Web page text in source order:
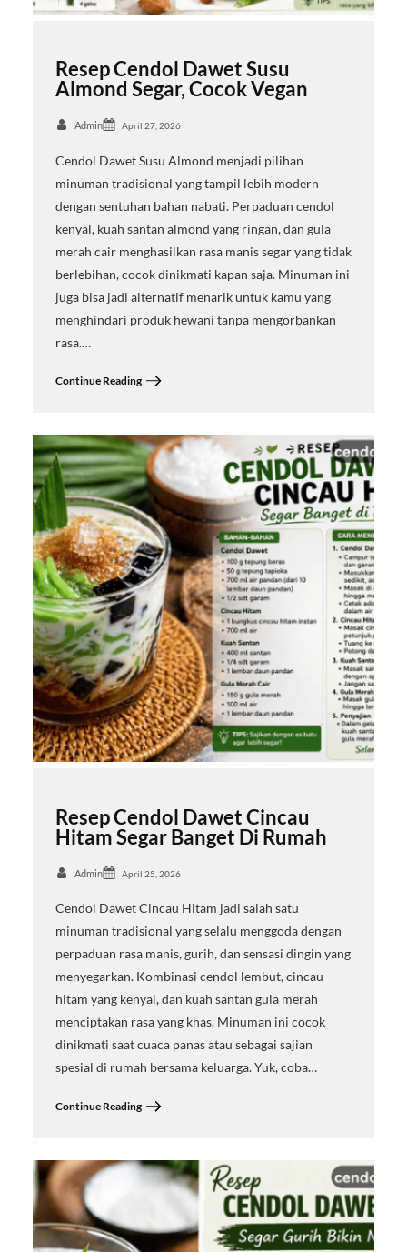
Resep Cendol Dawet Susu
Almond Segar, Cocok Vegan
Admin April 27, 2026
Cendol Dawet Susu Almond menjadi pilihan
minuman tradisional yang tampil lebih modern
dengan sentuhan bahan nabati. Perpaduan cendol
kenyal, kuah santan almond yang ringan, dan gula
merah cair menghasilkan rasa manis segar yang tidak
berlebihan, cocok dinikmati kapan saja. Minuman ini
juga bisa jadi alternatif menarik untuk kamu yang
menghindari produk hewani tanpa mengorbankan
rasa.…
Continue Reading
Resep Cendol Dawet Cincau
Hitam Segar Banget Di Rumah
Admin April 25, 2026
Cendol Dawet Cincau Hitam jadi salah satu
minuman tradisional yang selalu menggoda dengan
perpaduan rasa manis, gurih, dan sensasi dingin yang
menyegarkan. Kombinasi cendol lembut, cincau
hitam yang kenyal, dan kuah santan gula merah
menciptakan rasa yang khas. Minuman ini cocok
dinikmati saat cuaca panas atau sebagai sajian
spesial di rumah bersama keluarga. Yuk, coba…
Continue Reading